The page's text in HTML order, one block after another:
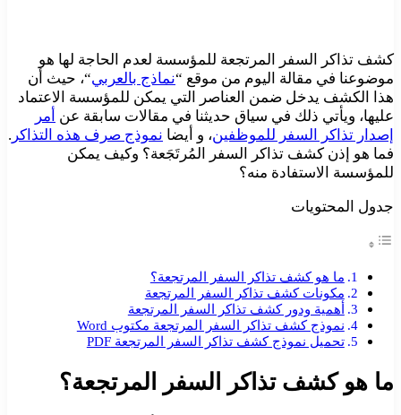
كشف تذاكر السفر المرتجعة للمؤسسة لعدم الحاجة لها هو
موضوعنا في مقالة اليوم من موقع “نماذج بالعربي“، حيث أن
هذا الكشف يدخل ضمن العناصر التي يمكن للمؤسسة الاعتماد
عليها، ويأتي ذلك في سياق حديثنا في مقالات سابقة عن أمر
إصدار تذاكر السفر للموظفين، و أيضا نموذج صرف هذه التذاكر .
فما هو إذن كشف تذاكر السفر المُرتَجَعة؟ وكيف يمكن
للمؤسسة الاستفادة منه؟
جدول المحتويات
ما هو كشف تذاكر السفر المرتجعة؟
مكونات كشف تذاكر السفر المرتجعة
أهمية ودور كشف تذاكر السفر المرتجعة
نموذج كشف تذاكر السفر المرتجعة مكتوب Word
تحميل نموذج كشف تذاكر السفر المرتجعة PDF
ما هو كشف تذاكر السفر المرتجعة؟